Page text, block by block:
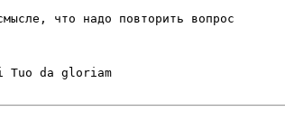
что надо повторить вопрос
Tuo da gloriam